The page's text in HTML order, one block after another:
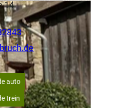
14
auto
trein